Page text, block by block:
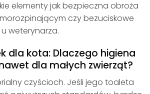
elementy jak bezpieczna obroża
czy bezuciskowe
weterynarza.
dla kota: Dlaczego higiena
dla małych zwierząt?
czyścioch. Jeśli jego toaleta